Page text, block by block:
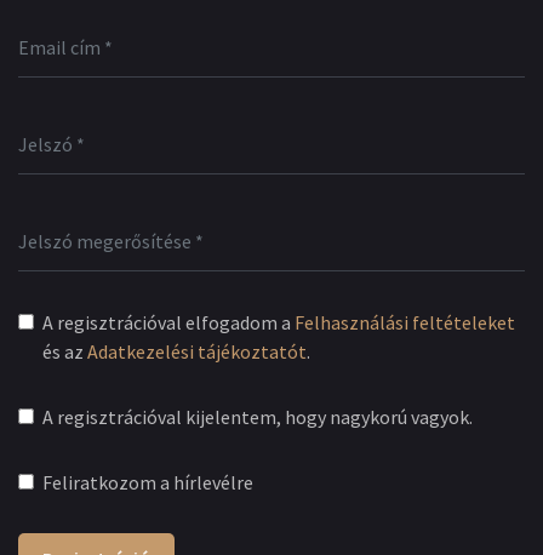
A regisztrációval elfogadom a Felhasználási feltételeket
és az Adatkezelési tájékoztatót.
A regisztrációval kijelentem, hogy nagykorú vagyok.
Feliratkozom a hírlevélre